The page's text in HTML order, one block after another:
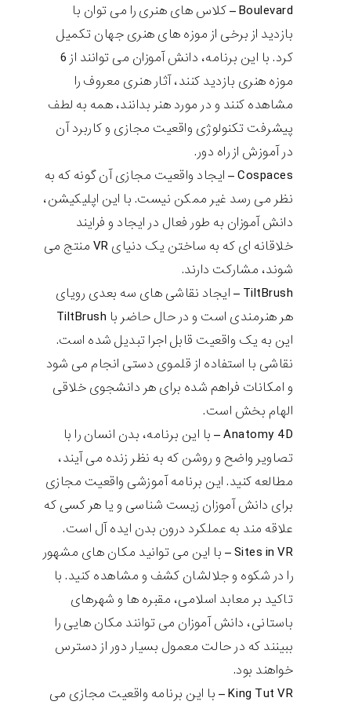
Boulevard– کلاس های هنری را می توان با
بازدید از برخی از موزه های هنری جهان تکمیل
کرد. با این برنامه، دانش آموزان می توانند از 6
موزه هنری بازدید کنند، آثار هنری معروف را
مشاهده کنند و در مورد هنر بدانند، همه به لطف
پیشرفت تکنولوژی واقعیت مجازی و کاربرد آن
در آموزش از راه دور.
Cospaces– ایجاد واقعیت مجازی آن گونه که به
نظر می رسد غیر ممکن نیست. با این اپلیکیشن،
دانش آموزان به طور فعال در ایجاد و فرایند
خلاقانه ای که به ساختن یک دنیای VR منتج می
شوند، مشارکت دارند.
TiltBrush – ایجاد نقاشی های سه بعدی رویای
هر هنرمندی است و در حال حاضر با TiltBrush
این به یک واقعیت قابل اجرا تبدیل شده است.
نقاشی با استفاده از قلموی دستی انجام می شود
و امکانات فراهم شده برای هر دانشجوی خلاقی
الهام بخش است.
Anatomy 4D– با این برنامه، بدن انسان را با
تصاویر واضح و روشن که به نظر زنده می آیند،
مطالعه کنید. این برنامه آموزشی واقعیت مجازی
برای دانش آموزان زیست شناسی و یا هر کسی که
علاقه مند به عملکرد درون بدن ایده آل است.
Sites in VR– با این می توانید مکان های مشهور
را در شکوه و جلالشان کشف و مشاهده کنید. با
تاکید بر معابد اسلامی، مقبره ها و شهرهای
باستانی، دانش آموزان می توانند مکان هایی را
ببینند که در حالت معمول بسیار دور از دسترس
خواهند بود.
King Tut VR– با این برنامه واقعیت مجازی می